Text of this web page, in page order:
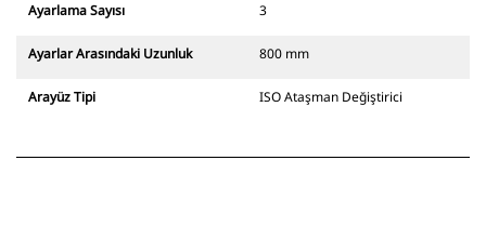
Ayarlama Sayısı 3
Ayarlar Arasındaki Uzunluk 800 mm
Arayüz Tipi ISO Ataşman Değiştirici